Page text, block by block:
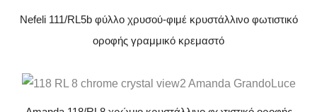
Nefeli 111/RL5b φύλλο χρυσού-φιμέ κρυστάλλινο φωτιστικό
οροφής γραμμικό κρεμαστό